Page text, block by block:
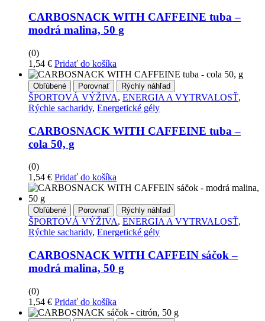
CARBOSNACK WITH CAFFEINE tuba –
modrá malina, 50 g
(0)
1,54 € Pridať do košíka
Obľúbené Porovnať Rýchly náhľad
ŠPORTOVÁ VÝŽIVA, ENERGIA A VYTRVALOSŤ,
Rýchle sacharidy, Energetické gély
CARBOSNACK WITH CAFFEINE tuba –
cola 50, g
(0)
1,54 € Pridať do košíka
Obľúbené Porovnať Rýchly náhľad
ŠPORTOVÁ VÝŽIVA, ENERGIA A VYTRVALOSŤ,
Rýchle sacharidy, Energetické gély
CARBOSNACK WITH CAFFEIN sáčok –
modrá malina, 50 g
(0)
1,54 € Pridať do košíka